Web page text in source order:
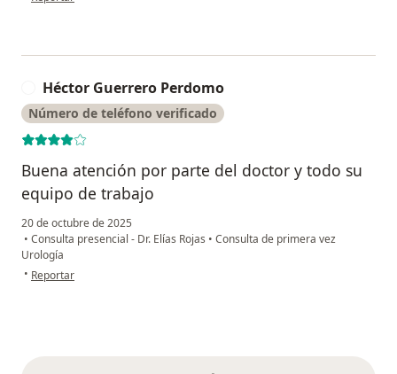
Héctor Guerrero Perdomo
Número de teléfono verificado
Buena atención por parte del doctor y todo su
equipo de trabajo
20 de octubre de 2025
• Consulta presencial - Dr. Elías Rojas • Consulta de primera vez
Urología
• en opinión del usuario Héctor Guerrero Perdomo
Reportar